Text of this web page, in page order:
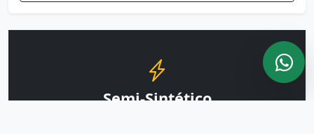
Semi-Sintético